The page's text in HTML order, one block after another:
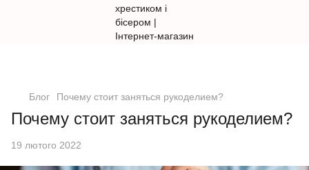
Блог Почему стоит заняться рукоделием?
Почему стоит заняться рукоделием?
19 лютого 2022